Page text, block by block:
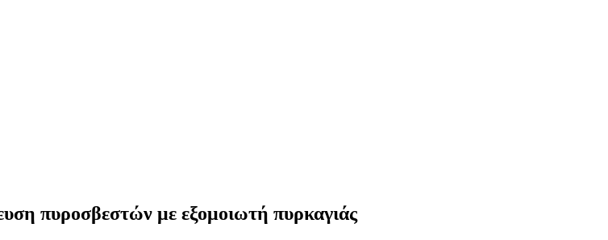
πυροσβεστών με εξομοιωτή πυρκαγιάς